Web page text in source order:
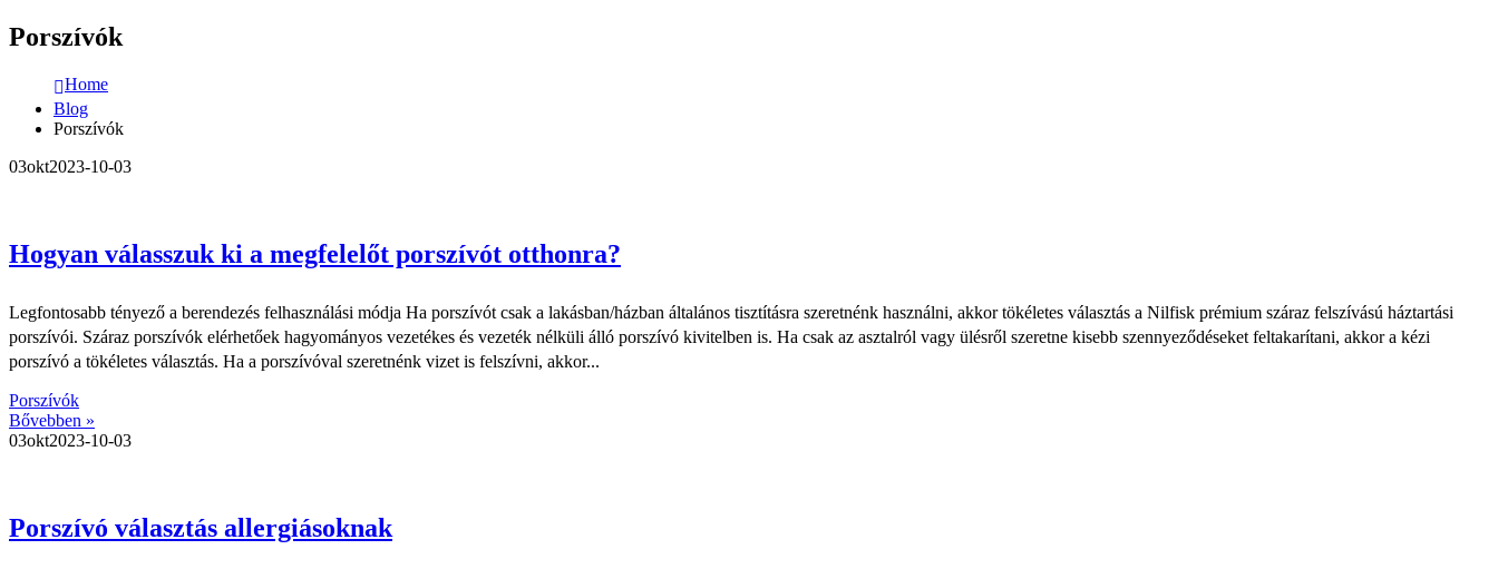
Porszívók
Home
Blog
Porszívók
03okt2023-10-03
Hogyan válasszuk ki a megfelelőt porszívót otthonra?
Legfontosabb tényező a berendezés felhasználási módja Ha porszívót csak a lakásban/házban általános tisztításra szeretnénk használni, akkor tökéletes választás a Nilfisk prémium száraz felszívású háztartási
porszívói. Száraz porszívók elérhetőek hagyományos vezetékes és vezeték nélküli álló porszívó kivitelben is. Ha csak az asztalról vagy ülésről szeretne kisebb szennyeződéseket feltakarítani, akkor a kézi
porszívó a tökéletes választás. Ha a porszívóval szeretnénk vizet is felszívni, akkor...
Porszívók
Bővebben »
03okt2023-10-03
Porszívó választás allergiásoknak